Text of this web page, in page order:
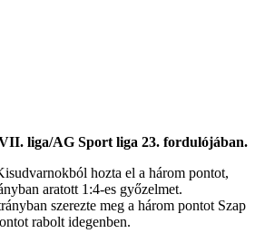
liga/AG Sport liga 23. fordulójában.
hozta el a három pontot,
aratott 1:4-es győzelmet.
szerezte meg a három pontot Szap
rabolt idegenben.